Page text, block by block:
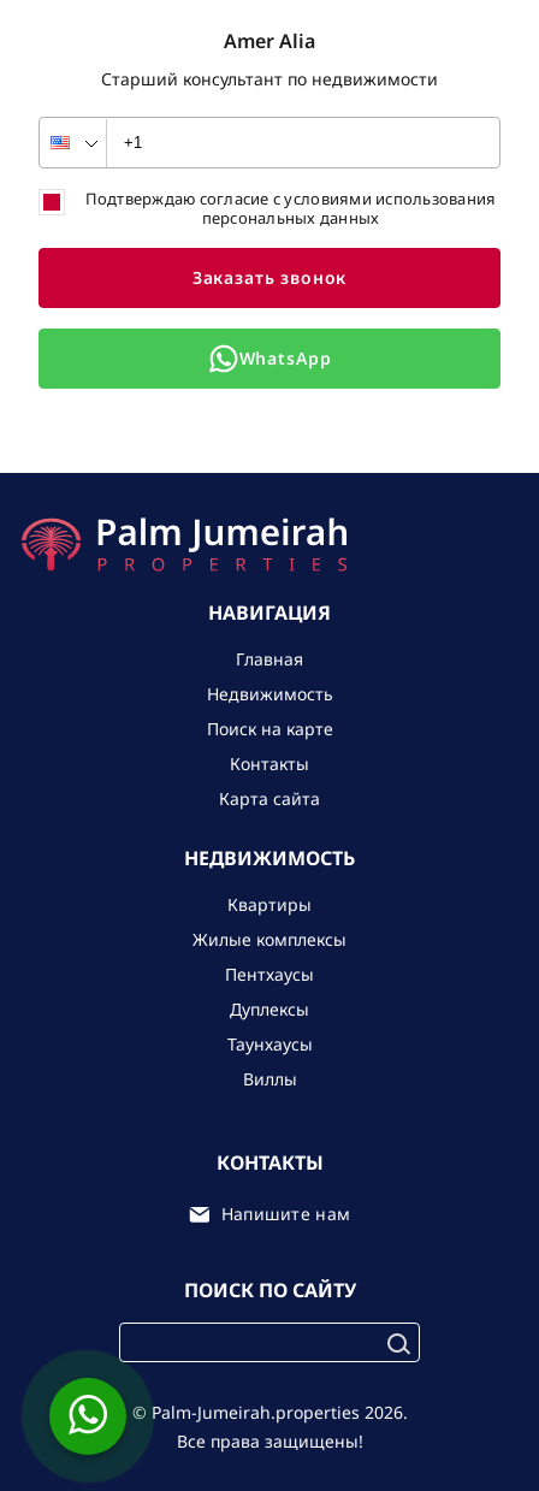
Amer Alia
Старший консультант по недвижимости
Подтверждаю согласие с условиями использования
персональных данных
Заказать звонок
WhatsApp
НАВИГАЦИЯ
Главная
Недвижимость
Поиск на карте
Контакты
Карта сайта
НЕДВИЖИМОСТЬ
Квартиры
Жилые комплексы
Пентхаусы
Дуплексы
Таунхаусы
Виллы
КОНТАКТЫ
Напишите нам
ПОИСК ПО САЙТУ
© Palm-Jumeirah.properties 2026.
Все права защищены!